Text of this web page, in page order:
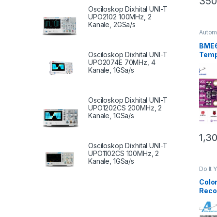
Matje
dhe
Do It
Color
Osciloskop Dixhital UNI-T
UPO2102 100MHz, 2
Kanale, 2GSa/s
Osciloskop Dixhital UNI-T
UPO2074E 70MHz, 4
Kanale, 1GSa/s
Osciloskop Dixhital UNI-T
UPO1202CS 200MHz, 2
Kanale, 1GSa/s
Osciloskop Dixhital UNI-T
UPO1102CS 100MHz, 2
Kanale, 1GSa/s